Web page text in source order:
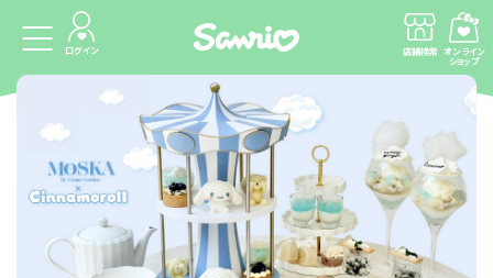
ログイン 店舗検索 オンライン
ショップ